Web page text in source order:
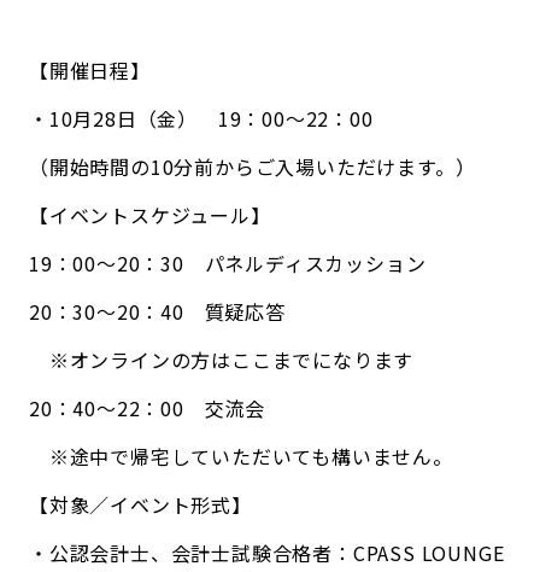
【開催日程】
・10月28日（金） 19：00〜22：00
（開始時間の10分前からご入場いただけます。）
【イベントスケジュール】
19：00〜20：30 パネルディスカッション
20：30〜20：40 質疑応答
※オンラインの方はここまでになります
20：40〜22：00 交流会
※途中で帰宅していただいても構いません。
【対象／イベント形式】
・公認会計士、会計士試験合格者：CPASS LOUNGE